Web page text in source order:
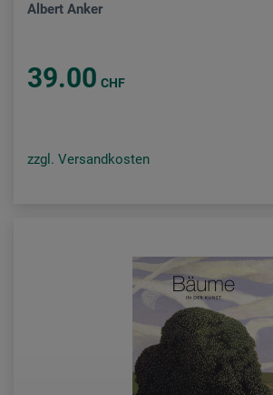
Albert Anker
39.00 CHF
zzgl. Versandkosten